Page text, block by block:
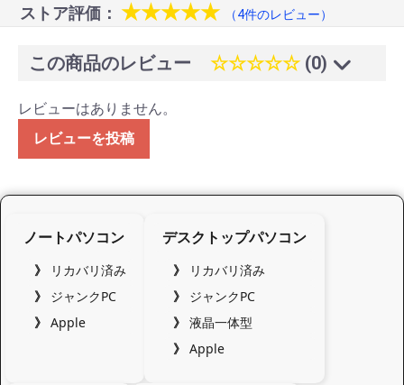
ストア評価： ★★★★★ （4件のレビュー）
この商品のレビュー ☆☆☆☆☆ (0)
レビューはありません。
レビューを投稿
ノートパソコン
リカバリ済み
ジャンクPC
Apple
デスクトップパソコン
リカバリ済み
ジャンクPC
液晶一体型
Apple